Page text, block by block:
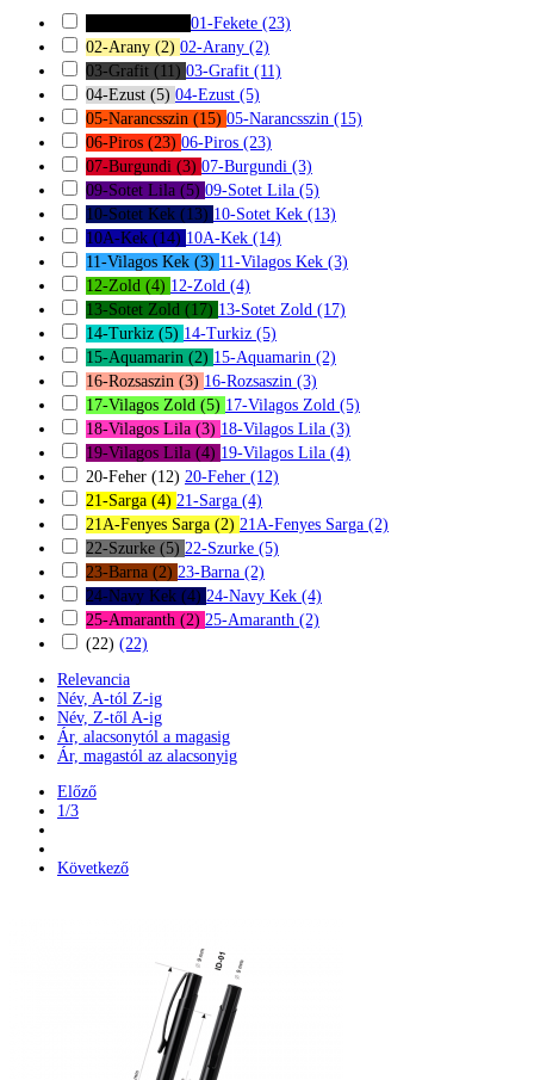
01-Fekete (23)
02-Arany (2) 02-Arany (2)
03-Grafit (11) 03-Grafit (11)
04-Ezust (5) 04-Ezust (5)
05-Narancsszin (15) 05-Narancsszin (15)
06-Piros (23) 06-Piros (23)
07-Burgundi (3) 07-Burgundi (3)
09-Sotet Lila (5) 09-Sotet Lila (5)
10-Sotet Kek (13) 10-Sotet Kek (13)
10A-Kek (14) 10A-Kek (14)
11-Vilagos Kek (3) 11-Vilagos Kek (3)
12-Zold (4) 12-Zold (4)
13-Sotet Zold (17) 13-Sotet Zold (17)
14-Turkiz (5) 14-Turkiz (5)
15-Aquamarin (2) 15-Aquamarin (2)
16-Rozsaszin (3) 16-Rozsaszin (3)
17-Vilagos Zold (5) 17-Vilagos Zold (5)
18-Vilagos Lila (3) 18-Vilagos Lila (3)
19-Vilagos Lila (4) 19-Vilagos Lila (4)
20-Feher (12) 20-Feher (12)
21-Sarga (4) 21-Sarga (4)
21A-Fenyes Sarga (2) 21A-Fenyes Sarga (2)
22-Szurke (5) 22-Szurke (5)
23-Barna (2) 23-Barna (2)
24-Navy Kek (4) 24-Navy Kek (4)
25-Amaranth (2) 25-Amaranth (2)
(22) (22)
Relevancia
Név, A-tól Z-ig
Név, Z-től A-ig
Ár, alacsonytól a magasig
Ár, magastól az alacsonyig
Előző
1/3
Következő